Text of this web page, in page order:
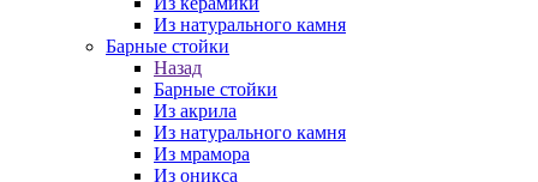
Из натурального камня
Барные стойки
Назад
Барные стойки
Из акрила
Из натурального камня
Из мрамора
Из оникса